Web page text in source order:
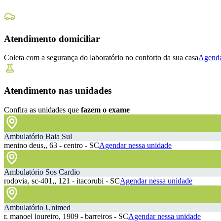
Atendimento domiciliar
Coleta com a segurança do laboratório no conforto da sua casa
Atendimento nas unidades
Confira as unidades que fazem o exame
Ambulatório Baia Sul
menino deus,, 63 - centro - SCAgendar nessa unidade
Ambulatório Sos Cardio
rodovia, sc-401,, 121 - itacorubi - SCAgendar nessa unidade
Ambulatório Unimed
r. manoel loureiro, 1909 - barreiros - SCAgendar nessa unidade